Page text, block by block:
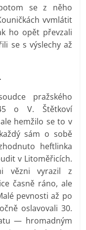
se z něho
vvmlátit
ho opět převzali
se s výslechy až
pražského
o V. Štětkoví
hemžilo se to v
sám o sobě
heftlinka
v Litoměřicích.
vězni vyrazil z
časně ráno, ale
pevnosti až po
oslavovali 30.
— hromadným